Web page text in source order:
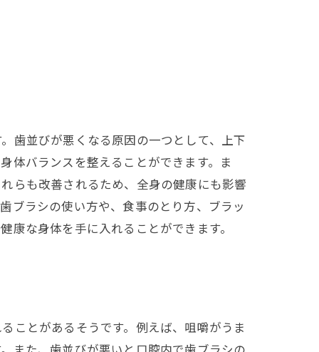
歯並びが悪くなる原因の一つとして、上下
体バランスを整えることができます。ま
らも改善されるため、全身の健康にも影響
ブラシの使い方や、食事のとり方、ブラッ
な身体を手に入れることができます。
ことがあるそうです。例えば、咀嚼がうま